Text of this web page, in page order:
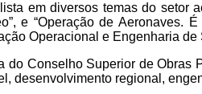
em diversos temas do setor
e “Operação de
Operacional e Engenharia
do Conselho Superior de Obras
desenvolvimento regional,